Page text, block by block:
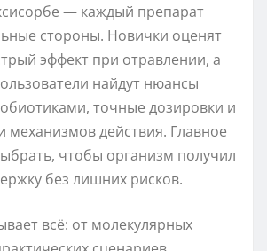
— каждый препарат
стороны. Новички оценят
эффект при отравлении, а
найдут нюансы
точные дозировки и
механизмов действия. Главное
чтобы организм получил
без лишних рисков.
всё: от молекулярных